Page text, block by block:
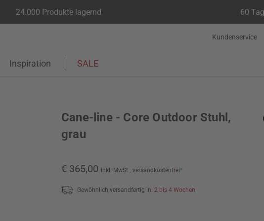
24.000 Produkte lagernd 60
Kundenservice
Inspiration SALE
Cane-line - Core Outdoor Stuhl,
grau
€ 365,00 inkl. MwSt., versandkostenfrei*
Gewöhnlich versandfertig in: 2 bis 4 Wochen